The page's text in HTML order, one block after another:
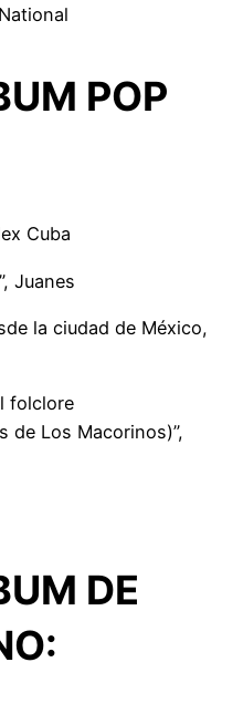
POP
Cuba
Juanes
la ciudad de México,
folclore
de Los Macorinos)”,
DE